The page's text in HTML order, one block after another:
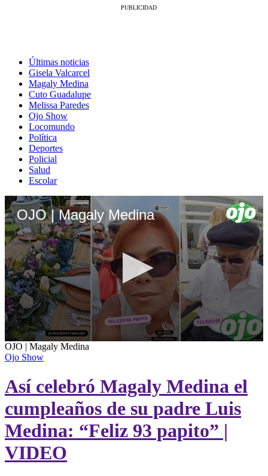
Últimas noticias
Gisela Valcarcel
Magaly Medina
Cuto Guadalupe
Melissa Paredes
Ojo Show
Locomundo
Política
Deportes
Policial
Salud
Escolar
OJO | Magaly Medina
0
seconds
of
seconds
OJO | Magaly Medina
Ojo Show
Así celebró Magaly Medina el
cumpleaños de su padre Luis
Medina: “Feliz 93 papito” |
VIDEO